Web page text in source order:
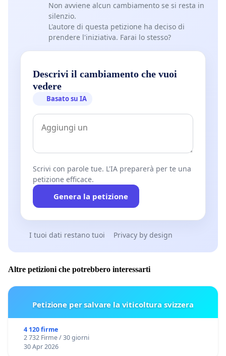
Non avviene alcun cambiamento se si resta in
silenzio.
L'autore di questa petizione ha deciso di
prendere l'iniziativa. Farai lo stesso?
Descrivi il cambiamento che vuoi
vedere
Basato su IA
Scrivi con parole tue. L'IA preparerà per te una
petizione efficace.
Genera la petizione
I tuoi dati restano tuoi Privacy by design
Altre petizioni che potrebbero interessarti
Petizione per salvare la viticoltura svizzera
4 120 firme
2 732 Firme / 30 giorni
30 Apr 2026